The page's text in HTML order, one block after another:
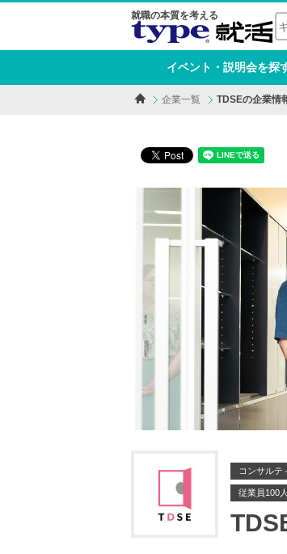
就職の本質を考える
イベント・説明会を探
企業一覧 TDSEの企業情
コンサルテ
従業員100